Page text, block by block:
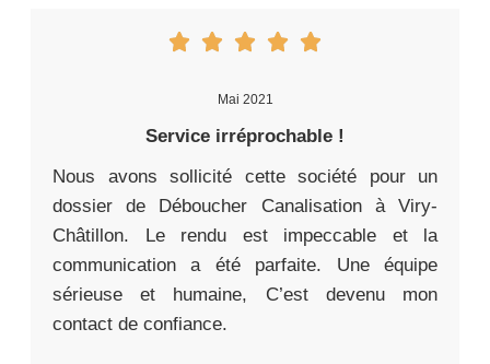
Mai 2021
Service irréprochable !
Nous avons sollicité cette société pour un
dossier de Déboucher Canalisation à Viry-
Châtillon. Le rendu est impeccable et la
communication a été parfaite. Une équipe
sérieuse et humaine, C’est devenu mon
contact de confiance.